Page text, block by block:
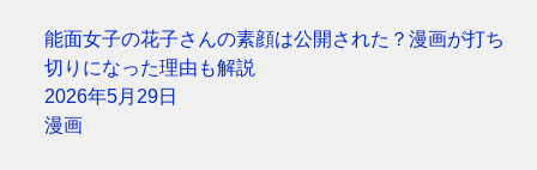
能面女子の花子さんの素顔は公開された？漫画が打ち
切りになった理由も解説
2026年5月29日
漫画